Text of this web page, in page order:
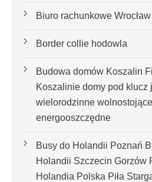
Biuro rachunkowe Wrocław
Border collie hodowla
Budowa domów Koszalin
Koszalinie domy pod klucz
wielorodzinne
energooszczędne
Busy do Holandii Poznań
Holandii Szczecin Gorzów
Holandia Polska Piła